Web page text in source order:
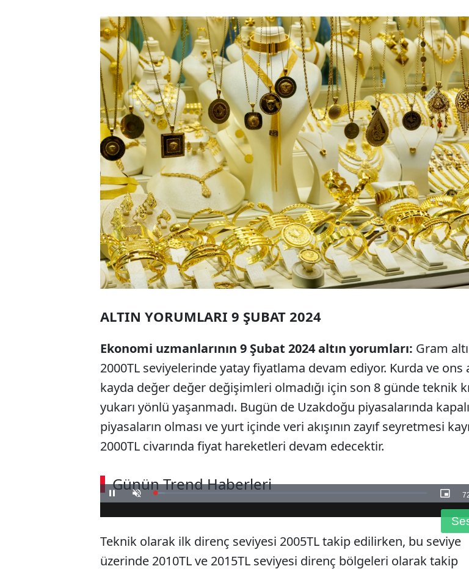
ALTIN YORUMLARI 9 ŞUBAT 2024
Ekonomi uzmanlarının 9 Şubat 2024 altın yorumları: Gram
2000TL seviyelerinde yatay fiyatlama devam ediyor. Kurda ve ons
kayda değer değer değişimleri olmadığı için son 8 günde teknik
yukarı yönlü yaşanmadı. Bugün de Uzakdoğu piyasalarında kapalı
piyasaların olması ve yurt içinde veri akışının zayıf seyretmesi
2000TL civarında fiyat hareketleri devam edecektir.
Günün Trend Haberleri
DuraklatSesi
Aç
Loaded
3.60%
Resim
İçinde
Resim
Teknik olarak ilk direnç seviyesi 2005TL takip edilirken, bu seviye
üzerinde 2010TL ve 2015TL seviyesi direnç bölgeleri olarak takip